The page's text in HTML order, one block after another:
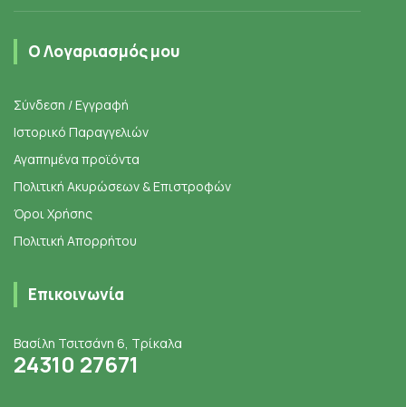
Ο Λογαριασμός μου
Σύνδεση / Εγγραφή
Ιστορικό Παραγγελιών
Αγαπημένα προϊόντα
Πολιτική Ακυρώσεων & Επιστροφών
Όροι Χρήσης
Πολιτική Απορρήτου
Επικοινωνία
Βασίλη Τσιτσάνη 6, Τρίκαλα
24310 27671